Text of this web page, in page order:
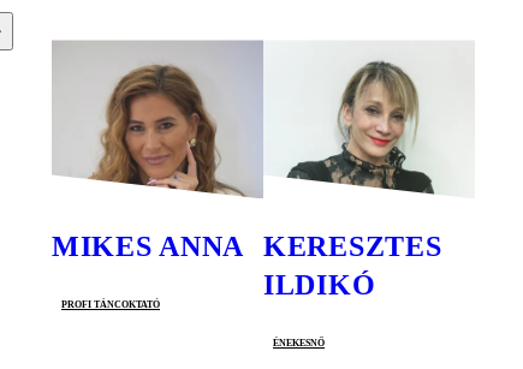
MIKES ANNA
profi táncoktató
KERESZTES
ILDIKÓ
énekesnő